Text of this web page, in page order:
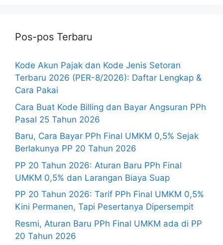
Pos-pos Terbaru
Kode Akun Pajak dan Kode Jenis Setoran
Terbaru 2026 (PER-8/2026): Daftar Lengkap &
Cara Pakai
Cara Buat Kode Billing dan Bayar Angsuran PPh
Pasal 25 Tahun 2026
Baru, Cara Bayar PPh Final UMKM 0,5% Sejak
Berlakunya PP 20 Tahun 2026
PP 20 Tahun 2026: Aturan Baru PPh Final
UMKM 0,5% dan Larangan Biaya Suap
PP 20 Tahun 2026: Tarif PPh Final UMKM 0,5%
Kini Permanen, Tapi Pesertanya Dipersempit
Resmi, Aturan Baru PPh Final UMKM ada di PP
20 Tahun 2026